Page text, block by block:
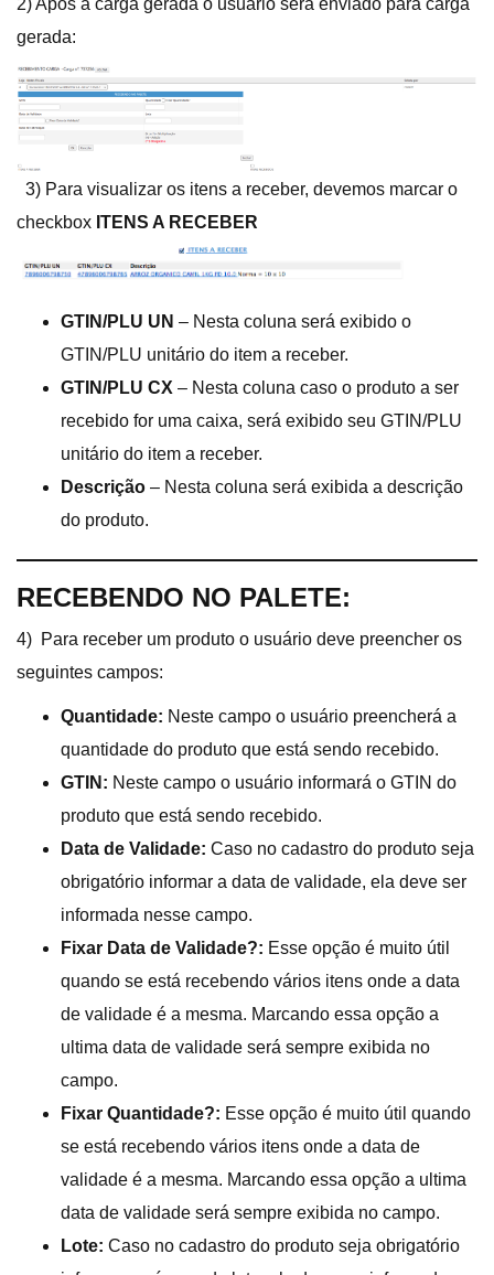
gerada:
3) Para visualizar os itens a receber, devemos marcar o
checkbox ITENS A RECEBER
GTIN/PLU UN – Nesta coluna será exibido o
GTIN/PLU unitário do item a receber.
GTIN/PLU CX – Nesta coluna caso o produto a ser
recebido for uma caixa, será exibido seu GTIN/PLU
unitário do item a receber.
Descrição – Nesta coluna será exibida a descrição
do produto.
RECEBENDO NO PALETE:
4) Para receber um produto o usuário deve preencher os
seguintes campos:
Quantidade: Neste campo o usuário preencherá a
quantidade do produto que está sendo recebido.
GTIN: Neste campo o usuário informará o GTIN do
produto que está sendo recebido.
Data de Validade: Caso no cadastro do produto seja
obrigatório informar a data de validade, ela deve ser
informada nesse campo.
Fixar Data de Validade?: Esse opção é muito útil
quando se está recebendo vários itens onde a data
de validade é a mesma. Marcando essa opção a
ultima data de validade será sempre exibida no
campo.
Fixar Quantidade?: Esse opção é muito útil quando
se está recebendo vários itens onde a data de
validade é a mesma. Marcando essa opção a ultima
data de validade será sempre exibida no campo.
Lote: Caso no cadastro do produto seja obrigatório